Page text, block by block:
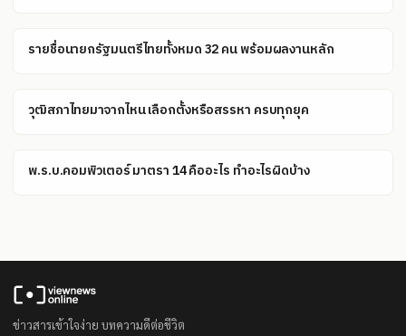
รายชื่อนายกรัฐมนตรีไทยทั้งหมด 32 คน พร้อมผลงานหลัก
วุฒิสภาไทยมาจากไหน เลือกตั้งหรือสรรหา ครบทุกยุค
พ.ร.บ.คอมพิวเตอร์ มาตรา 14 คืออะไร ทำอะไรผิดบ้าง
ข่าวสารเข้าใจง่าย บทความดีต่อชีวิต